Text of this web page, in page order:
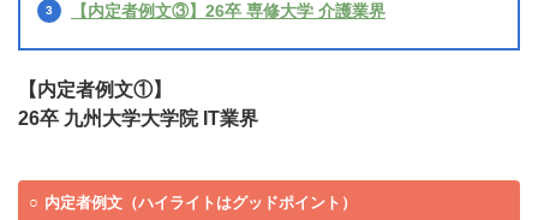
【内定者例文③】26卒 専修大学 介護業界
【内定者例文①】
26卒 九州大学大学院 IT業界
内定者例文（ハイライトはグッドポイント）